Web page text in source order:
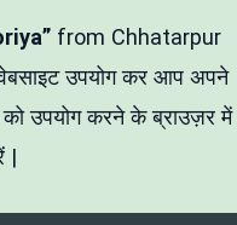
from Chhatarpur
उपयोग कर आप अपने
उपयोग करने के ब्राउज़र में
|